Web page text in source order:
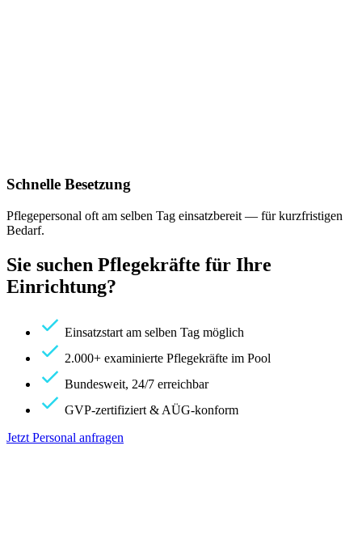
Schnelle Besetzung
Pflegepersonal oft am selben Tag einsatzbereit — für kurzfristigen
Bedarf.
Sie suchen Pflegekräfte für Ihre
Einrichtung?
Einsatzstart am selben Tag möglich
2.000+ examinierte Pflegekräfte im Pool
Bundesweit, 24/7 erreichbar
GVP-zertifiziert & AÜG-konform
Jetzt Personal anfragen